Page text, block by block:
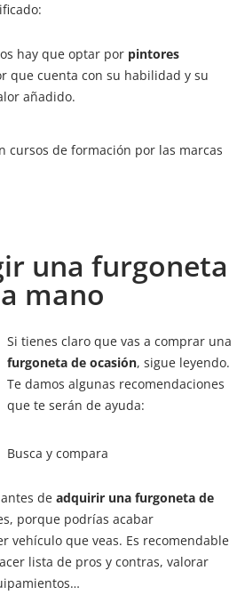
hay que optar por pintores
que cuenta con su habilidad y su
añadido.
cursos de formación por las marcas
una furgoneta
mano
Si tienes claro que vas a comprar una
furgoneta de ocasión, sigue leyendo.
Te damos algunas recomendaciones
que te serán de ayuda:
Busca y compara
de adquirir una furgoneta de
porque podrías acabar
vehículo que veas. Es recomendable
lista de pros y contras, valorar